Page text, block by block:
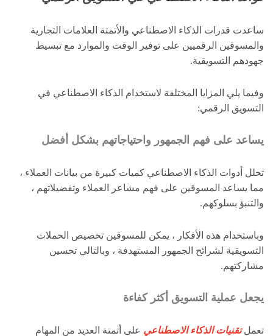
ساعدت قدرات الذكاء الاصطناعي والأتمتة العلامات التجارية
والمسوقين الرقميين على توفير الوقت والموارد مع تبسيط
جهودهم التسويقية.
وفيما يلي المزايا المختلفة لاستخدام الذكاء الاصطناعي في
التسويق الرقمي:
يساعد على فهم الجمهور واحتياجاتهم بشكل أفضل
تحلل أدوات الذكاء الاصطناعي كميات كبيرة من بيانات العملاء ،
مما يساعد المسوقين على فهم مشاعر العملاء وتفضيلاتهم ،
والتنبؤ بسلوكهم.
وباستخدام هذه الأفكار ، يمكن للمسوقين تخصيص الحملات
التسويقية لشرائح الجمهور المستهدفة ، وبالتالي تحسين
مشاركتهم.
يجعل عملية التسويق أكثر كفاءة
تعملتقنيات الذكاء الاصطناعي على أتمتة العديد من المهام